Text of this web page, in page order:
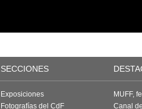
SECCIONES
Exposiciones
Fotografías del CdF
MUFF,
Canal